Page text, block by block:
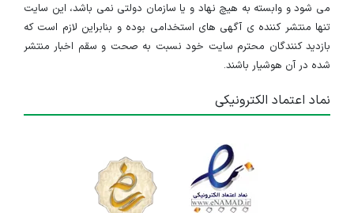
می شود و وابسته به هیچ نهاد و یا سازمان دولتی نمی باشد، این سایت
تنها منتشر کننده ی آگهی های استخدامی بوده و بنابراین لازم است که
بازدید کنندگان محترم سایت خود نسبت به صحت و سقم اخبار منتشر
شده در آن هوشیار باشند.
نماد اعتماد الکترونیکی